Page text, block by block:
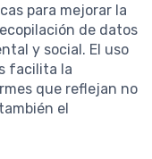
para mejorar la
de datos
y social. El uso
facilita la
que reflejan no
el